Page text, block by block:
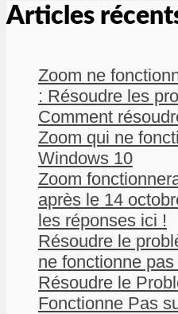
Articles
Zoom ne
: Résoudre les
Comment
Zoom qui ne
Windows 10
Zoom
après le 14
les réponses ici !
Résoudre le
ne fonctionne
Résoudre le
Fonctionne Pas